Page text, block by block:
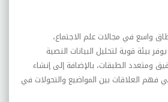
واسع في مجالات علم الاجتماع،
بيئة قوية لتحليل البيانات النصية
ومتعدد الطبقات، بالإضافة إلى إنشاء
فهم العلاقات بين المواضيع والتحولات في